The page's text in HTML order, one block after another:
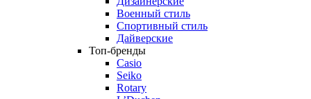
Военный стиль
Спортивный стиль
Дайверские
Топ-бренды
Casio
Seiko
Rotary